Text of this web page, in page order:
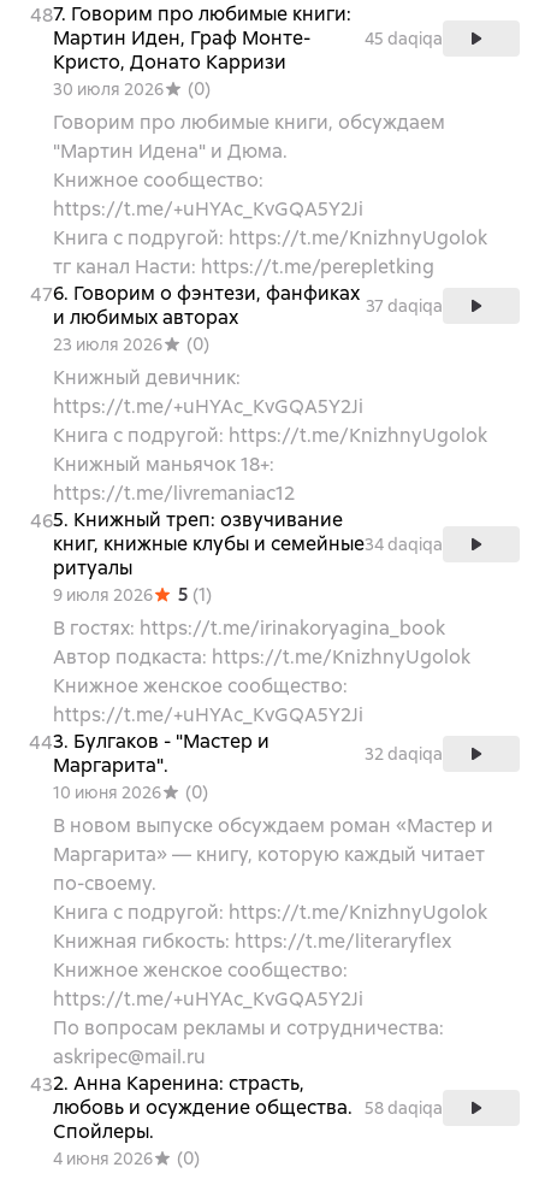
487. Говорим про любимые книги:
Мартин Иден, Граф Монте-
Кристо, Донато Карризи
45 daqiqa
30 июля 2026 (0)
Говорим про любимые книги, обсуждаем
"Мартин Идена" и Дюма.
Книжное сообщество:
https://t.me/+uHYAc_KvGQA5Y2Ji
Книга с подругой: https://t.me/KnizhnyUgolok
тг канал Насти: https://t.me/perepletking
476. Говорим о фэнтези, фанфиках
и любимых авторах
37 daqiqa
23 июля 2026
(0)
Книжный девичник:
https://t.me/+uHYAc_KvGQA5Y2Ji
Книга с подругой: https://t.me/KnizhnyUgolok
Книжный маньячок 18+:
https://t.me/livremaniac12
465. Книжный треп: озвучивание
книг, книжные клубы и семейные
ритуалы
34 daqiqa
9 июля 2026 5 (1)
В гостях: https://t.me/irinakoryagina_book
Автор подкаста: https://t.me/KnizhnyUgolok
Книжное женское сообщество:
https://t.me/+uHYAc_KvGQA5Y2Ji
443. Булгаков - "Мастер и
Маргарита".
32 daqiqa
10 июня 2026
(0)
В новом выпуске обсуждаем роман «Мастер и
Маргарита» — книгу, которую каждый читает
по-своему.
Книга с подругой: https://t.me/KnizhnyUgolok
Книжная гибкость: https://t.me/literaryflex
Книжное женское сообщество:
https://t.me/+uHYAc_KvGQA5Y2Ji
По вопросам рекламы и сотрудничества:
askripec@mail.ru
432. Анна Каренина: страсть,
любовь и осуждение общества.
Спойлеры.
58 daqiqa
4 июня 2026 (0)